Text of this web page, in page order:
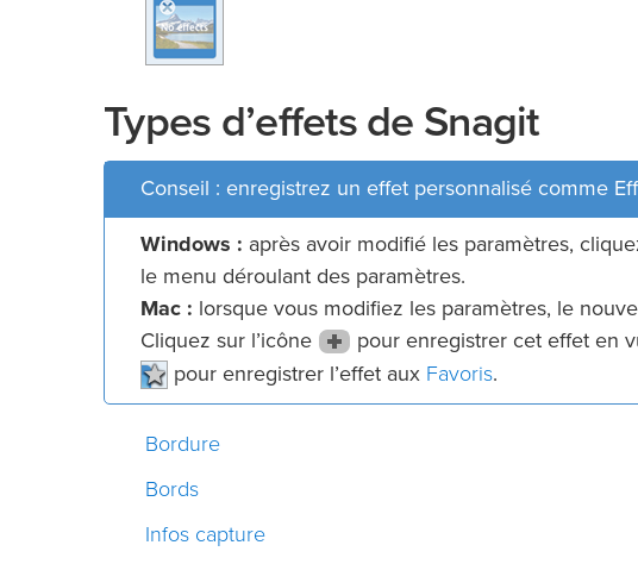
Types d’effets de Snagit
Conseil : enregistrez un effet personnalisé comme
Windows : après avoir modifié les paramètres,
le menu déroulant des paramètres.
Mac : lorsque vous modifiez les paramètres, le
Cliquez sur l’icône
pour enregistrer cet effet en
pour enregistrer l’effet aux Favoris.
Bordure
Bords
Infos capture